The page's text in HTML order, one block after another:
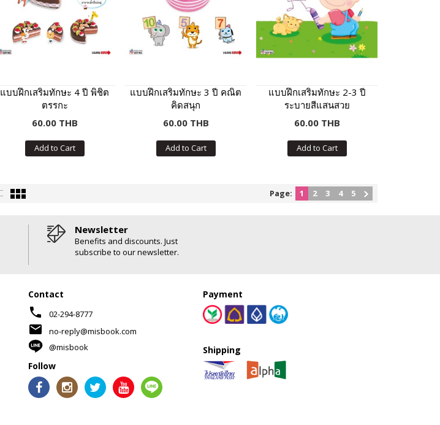
แบบฝึกเสริมทักษะ 4 ปี พิชิต
ตรรกะ
60.00 THB
Add to Cart
แบบฝึกเสริมทักษะ 3 ปี คณิต
คิดสนุก
60.00 THB
Add to Cart
แบบฝึกเสริมทักษะ 2-3 ปี
ระบายสีแสนสวย
60.00 THB
Add to Cart
Page: 1 2 3 4 5
Newsletter
Benefits and discounts. Just
subscribe to our newsletter.
Contact
phone 02-294-8777
mail
no-reply@misbook.com
@misbook
Follow
Payment
Shipping